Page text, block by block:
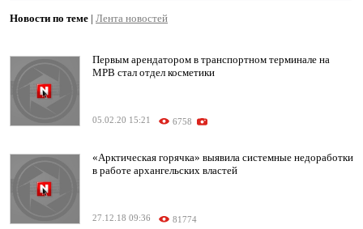
Новости по теме | Лента новостей
Первым арендатором в транспортном терминале на
МРВ стал отдел косметики
05.02.20 15:21 6758
«Арктическая горячка» выявила системные недоработки
в работе архангельских властей
27.12.18 09:36 81774